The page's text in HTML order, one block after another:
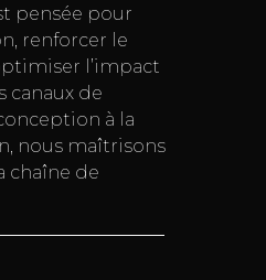
pensée pour
renforcer le
l’impact
canaux de
à la
nous maîtrisons
chaîne de